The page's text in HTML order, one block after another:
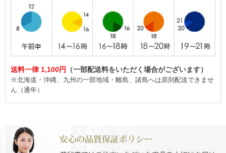
送料一律 1,100円 （一部配送料をいただく場合がございます）
※北海道・沖縄、九州の一部地域・離島、諸島へは原則配送できませ
ん（通年）